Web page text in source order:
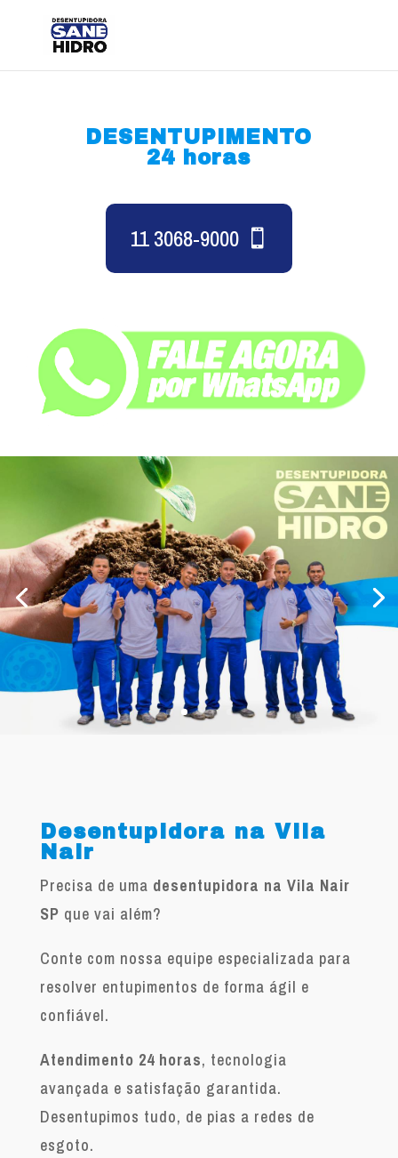
DESENTUPIMENTO
24 horas
11 3068-9000
Desentupidora na Vila
Nair
Precisa de uma desentupidora na Vila Nair
SP que vai além?
Conte com nossa equipe especializada para
resolver entupimentos de forma ágil e
confiável.
Atendimento 24 horas, tecnologia
avançada e satisfação garantida.
Desentupimos tudo, de pias a redes de
esgoto.